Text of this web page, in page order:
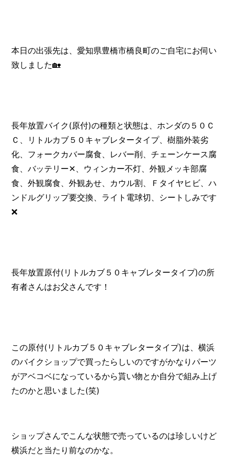
本日の出張先は、愛知県豊橋市橋良町のご自宅にお伺い
致しました🏡
長年放置バイク(原付)の種類と状態は、ホンダの５０Ｃ
Ｃ、リトルカブ５０キャブレタータイプ、樹脂外装劣
化、フォークカバー腐食、レバー削、チェーンケース腐
食、バッテリー✕、ウィンカー不灯、外観メッキ部腐
食、外観腐食、外観あせ、カウル割、Ｆタイヤヒビ、ハ
ンドルグリップ要交換、ライト電球切、シートしみです
❌
長年放置原付(リトルカブ５０キャブレタータイプ)の所
有者さんはお父さんです！
この原付(リトルカブ５０キャブレタータイプ)は、横浜
のバイクショップで買ったらしいのですがかなりパーツ
がアベコベになっているから貰い物とか自分で組み上げ
たのかと思いました(笑)
ショップさんでこんな状態で売っているのは珍しいけど
横浜だと当たり前なのかな。